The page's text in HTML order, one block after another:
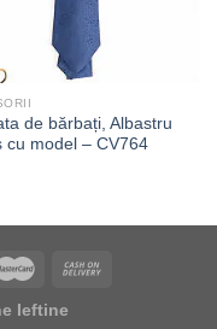
de bărbați, Albastru
cu model – CV764
Ieftine